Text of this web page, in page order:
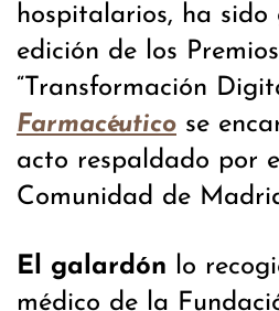
hospitalarios, ha
edición de los
“Transformación
Farmacéutico se
acto respaldado por
Comunidad de
El galardón lo
médico de la